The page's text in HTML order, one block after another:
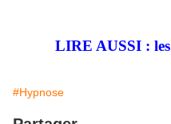
LIRE AUSSI : les
#Hypnose